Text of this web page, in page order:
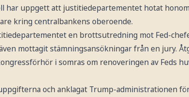
har uppgett att justitiedepartementet hotat
kring centralbankens oberoende.
en brottsutredning mot Fed-
mottagit stämningsansökningar från en jury.
i somras om renoveringen av Feds
och anklagat Trump-administrationen